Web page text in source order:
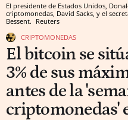
El presidente de Estados Unidos,
criptomonedas, David Sacks, y el
Bessent. Reuters
CRIPTOMONEDAS
El bitcoin se
3% de sus
antes de la
criptomonedas'